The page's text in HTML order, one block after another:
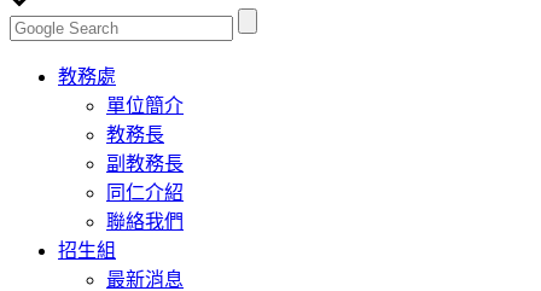
Toggle
navigation
教務處
單位簡介
教務長
副教務長
同仁介紹
聯絡我們
招生組
最新消息